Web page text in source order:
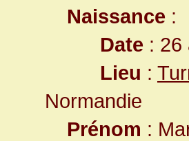
Naissance :
Date : 26
Lieu :
Normandie
Prénom :